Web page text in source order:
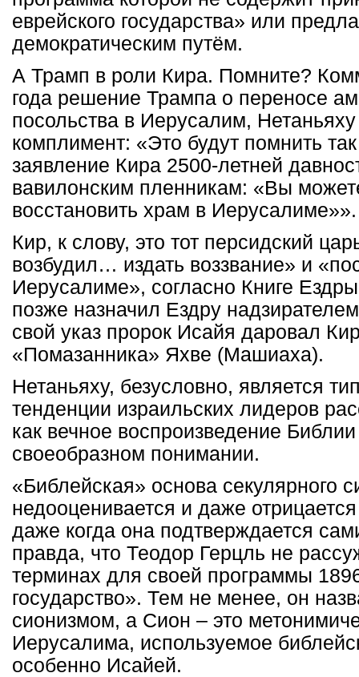
еврейского государства» или
демократическим путём.
А Трамп в роли Кира. Помните?
года решение Трампа о переносе
посольства в Иерусалим,
комплимент: «Это будут помнить
заявление Кира 2500-летней
вавилонским пленникам: «Вы
восстановить храм в Иерусалиме»».
Кир, к слову, это тот персидский
возбудил… издать воззвание» и
Иерусалиме», согласно Книге
позже назначил Ездру
свой указ пророк Исайя даровал
«Помазанника» Яхве (Машиаха).
Нетаньяху, безусловно, является
тенденции израильских лидеров
как вечное воспроизведение
своеобразном понимании.
«Библейская» основа секулярного
недооценивается и даже
даже когда она подтверждается
правда, что Теодор Герцль не
терминах для своей программы
государство». Тем не менее, он
сионизмом, а Сион – это
Иерусалима, используемое
особенно Исайей.